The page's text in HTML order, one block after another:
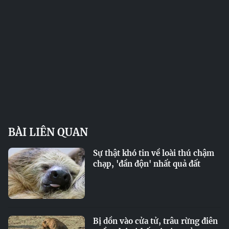
BÀI LIÊN QUAN
Sự thật khó tin về loài thú chậm
chạp, 'đần độn' nhất quả đất
Bị dồn vào cửa tử, trâu rừng điên